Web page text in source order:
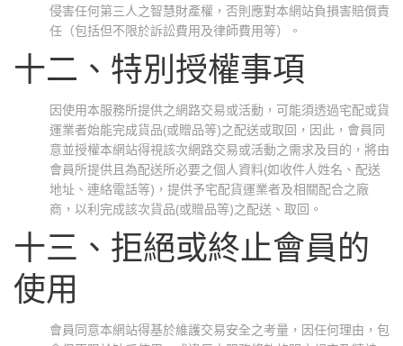
侵害任何第三人之智慧財產權，否則應對本網站負損害賠償責
任（包括但不限於訴訟費用及律師費用等）。
十二、特別授權事項
因使用本服務所提供之網路交易或活動，可能須透過宅配或貨
運業者始能完成貨品(或贈品等)之配送或取回，因此，會員同
意並授權本網站得視該次網路交易或活動之需求及目的，將由
會員所提供且為配送所必要之個人資料(如收件人姓名、配送
地址、連絡電話等)，提供予宅配貨運業者及相關配合之廠
商，以利完成該次貨品(或贈品等)之配送、取回。
十三、拒絕或終止會員的
使用
會員同意本網站得基於維護交易安全之考量，因任何理由，包